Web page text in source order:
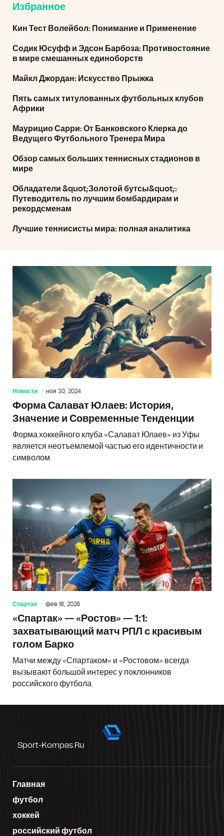
Избранное
Кин Тест Волейбол: Понимание и Применение
Содик Юсуфф и Эдсон Барбоза: Противостояние
в мире смешанных единоборств
Майкл Джордан: Искусство Прыжка
Пять самых титулованных футбольных клубов
Африки
Маурицио Сарри: От Банковского Клерка до
Ведущего Футбольного Тренера Мира
Обзор самых больших теннисных стадионов в
мире
Обладатели &quot;Золотой бутсы&quot;:
Путеводитель по лучшим бомбардирам и
рекордсменам
Лучшие теннисисты мира: полная аналитика
Новости ноя 30, 2024
Форма Салават Юлаев: История,
Значение и Современные Тенденции
Форма хоккейного клуба «Салават Юлаев» из Уфы
является неотъемлемой частью его идентичности и
символом
Спартак фев 18, 2026
«Спартак» — «Ростов» — 1:1:
захватывающий матч РПЛ с красивым
голом Барко
Матчи между «Спартаком» и «Ростовом» всегда
вызывают большой интерес у поклонников
российского футбола.
Sport-Kompas.ru
Главная
футбол
хоккей
российский футбол